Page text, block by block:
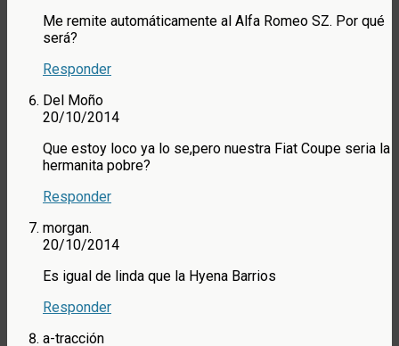
Me remite automáticamente al Alfa Romeo SZ. Por qué
será?
Responder
Del Moño
20/10/2014
Que estoy loco ya lo se,pero nuestra Fiat Coupe seria la
hermanita pobre?
Responder
morgan.
20/10/2014
Es igual de linda que la Hyena Barrios
Responder
a-tracción